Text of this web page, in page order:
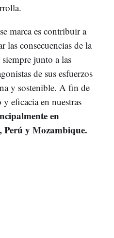
marca es contribuir a
las consecuencias de la
junto a las
de sus esfuerzos
y sostenible. A fin de
eficacia en nuestras
en
y Mozambique.